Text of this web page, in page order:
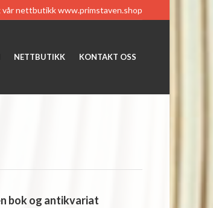
vår nettbutikkwww.primstaven.shop
NETTBUTIKK KONTAKT OSS
bok og antikvariat